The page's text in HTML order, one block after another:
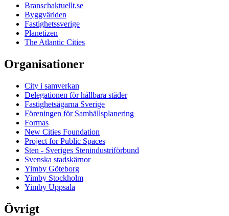
Branschaktuellt.se
Byggvärlden
Fastighetssverige
Planetizen
The Atlantic Cities
Organisationer
City i samverkan
Delegationen för hållbara städer
Fastighetsägarna Sverige
Föreningen för Samhällsplanering
Formas
New Cities Foundation
Project for Public Spaces
Sten - Sveriges Stenindustriförbund
Svenska stadskärnor
Yimby Göteborg
Yimby Stockholm
Yimby Uppsala
Övrigt